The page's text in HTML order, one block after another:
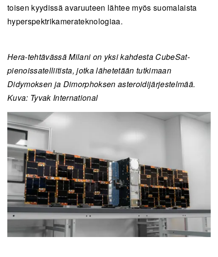
toisen kyydissä avaruuteen lähtee myös suomalaista
hyperspektrikamerateknologiaa.
Hera-tehtävässä Milani on yksi kahdesta CubeSat-
pienoissatelliitista, jotka lähetetään tutkimaan
Didymoksen ja Dimorphoksen asteroidijärjestelmää.
Kuva: Tyvak International